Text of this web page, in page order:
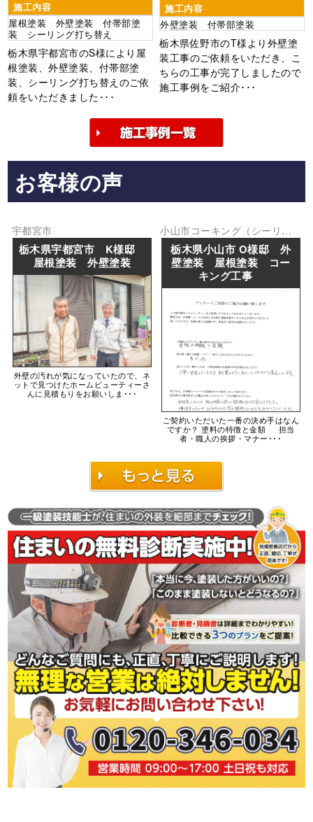
施工内容
屋根塗装 外壁塗装 付帯部塗
装 シーリング打ち替え
栃木県宇都宮市のS様により屋
根塗装、外壁塗装、付帯部塗
装、シーリング打ち替えのご依
頼をいただきました･･･
施工内容
外壁塗装 付帯部塗装
栃木県佐野市のT様より外壁塗
装工事のご依頼をいただき、こ
ちらの工事が完了しましたので
施工事例をご紹介･･･
お客様の声
宇都宮市
栃木県宇都宮市 K様邸
屋根塗装 外壁塗装
外壁の汚れが気になっていたので、ネ
ットで見つけたホームビューティーさ
んに見積もりをお願いしま･･･
小山市コーキング（シーリン
グ）外壁塗装屋根塗装防水工
栃木県小山市 O様邸 外
壁塗装 屋根塗装 コー
キング工事
ご契約いただいた一番の決め手はなん
ですか？ 塗料の特徴と金額 担当
者・職人の挨拶・マナー･･･